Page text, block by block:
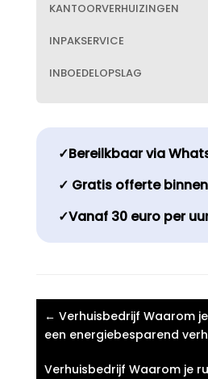
KANTOORVERHUIZINGEN
INPAKSERVICE
INBOEDELOPSLAG
✓Bereilkbaar via
✓ Gratis offerte
✓Vanaf 30 euro per
← Verhuisbedrijf Waarom
een energiebesparend
Verhuisbedrijf Waarom je